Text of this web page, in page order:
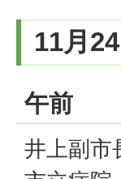
11月
午前
井上副市